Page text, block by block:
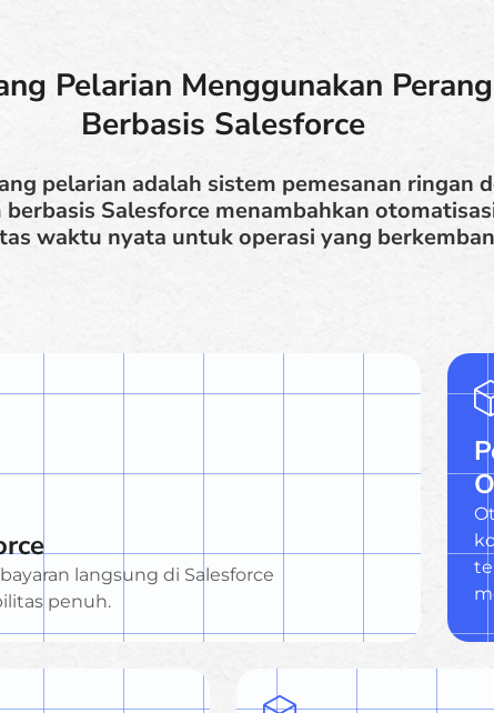
Pelarian Menggunakan
Berbasis Salesforce
pelarian adalah sistem pemesanan ringan
Salesforce menambahkan
waktu nyata untuk operasi yang
langsung di Salesforce
penuh.